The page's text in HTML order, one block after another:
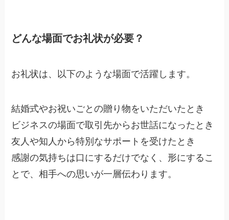
どんな場面でお礼状が必要？
お礼状は、以下のような場面で活躍します。
結婚式やお祝いごとの贈り物をいただいたとき
ビジネスの場面で取引先からお世話になったとき
友人や知人から特別なサポートを受けたとき
感謝の気持ちは口にするだけでなく、形にするこ
とで、相手への思いが一層伝わります。